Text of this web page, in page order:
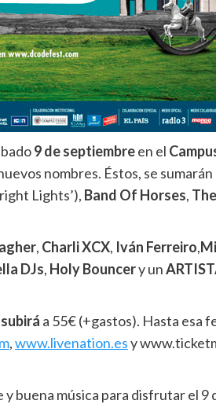
9 de septiembreen el
nombres. Éstos, se sumarán
Lights’), Band Of Horses,
, Charli XCX, Iván Ferreiro,
DJs, Holy Bouncery un
a 55€ (+gastos). Hasta esa
,www.livenation.esy
buena música para disfrutar el 9